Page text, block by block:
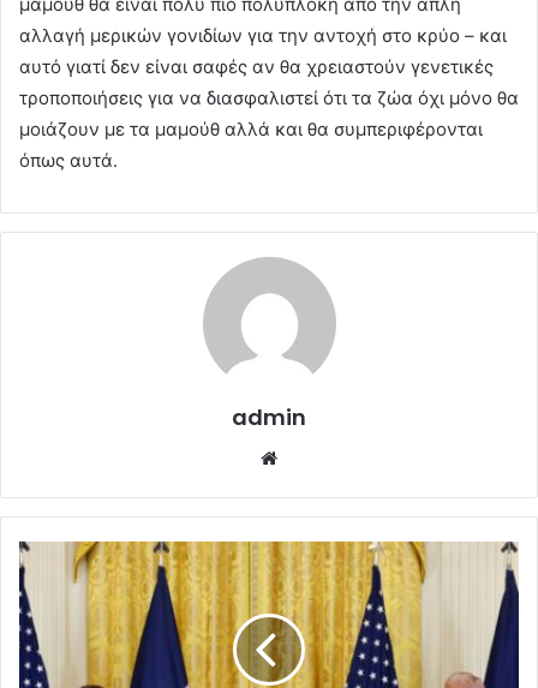
μαμούθ θα είναι πολύ πιο πολύπλοκη από την απλή
αλλαγή μερικών γονιδίων για την αντοχή στο κρύο – και
αυτό γιατί δεν είναι σαφές αν θα χρειαστούν γενετικές
τροποποιήσεις για να διασφαλιστεί ότι τα ζώα όχι μόνο θα
μοιάζουν με τα μαμούθ αλλά και θα συμπεριφέρονται
όπως αυτά.
admin